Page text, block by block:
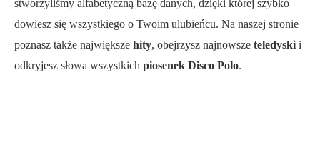
stworzyliśmy alfabetyczną bazę danych, dzięki której szybko
dowiesz się wszystkiego o Twoim ulubieńcu. Na naszej stronie
poznasz także największe hity, obejrzysz najnowsze teledyski i
odkryjesz słowa wszystkich piosenek Disco Polo.